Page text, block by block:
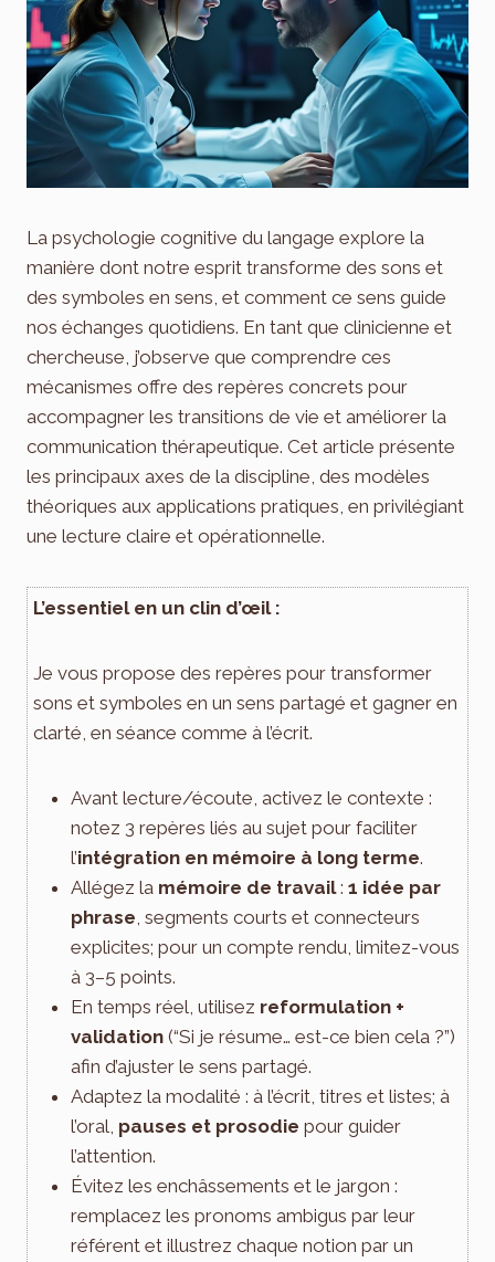
La psychologie cognitive du langage explore la
manière dont notre esprit transforme des sons et
des symboles en sens, et comment ce sens guide
nos échanges quotidiens. En tant que clinicienne et
chercheuse, j’observe que comprendre ces
mécanismes offre des repères concrets pour
accompagner les transitions de vie et améliorer la
communication thérapeutique. Cet article présente
les principaux axes de la discipline, des modèles
théoriques aux applications pratiques, en privilégiant
une lecture claire et opérationnelle.
L’essentiel en un clin d’œil :
Je vous propose des repères pour transformer
sons et symboles en un sens partagé et gagner en
clarté, en séance comme à l’écrit.
Avant lecture/écoute, activez le contexte :
notez 3 repères liés au sujet pour faciliter
l’intégration en mémoire à long terme.
Allégez la mémoire de travail: 1 idée par
phrase , segments courts et connecteurs
explicites; pour un compte rendu, limitez-vous
à 3–5 points.
En temps réel, utilisez reformulation +
validation (“Si je résume… est-ce bien cela ?”)
afin d’ajuster le sens partagé.
Adaptez la modalité : à l’écrit, titres et listes; à
l’oral, pauses et prosodie pour guider
l’attention.
Évitez les enchâssements et le jargon :
remplacez les pronoms ambigus par leur
référent et illustrez chaque notion par un